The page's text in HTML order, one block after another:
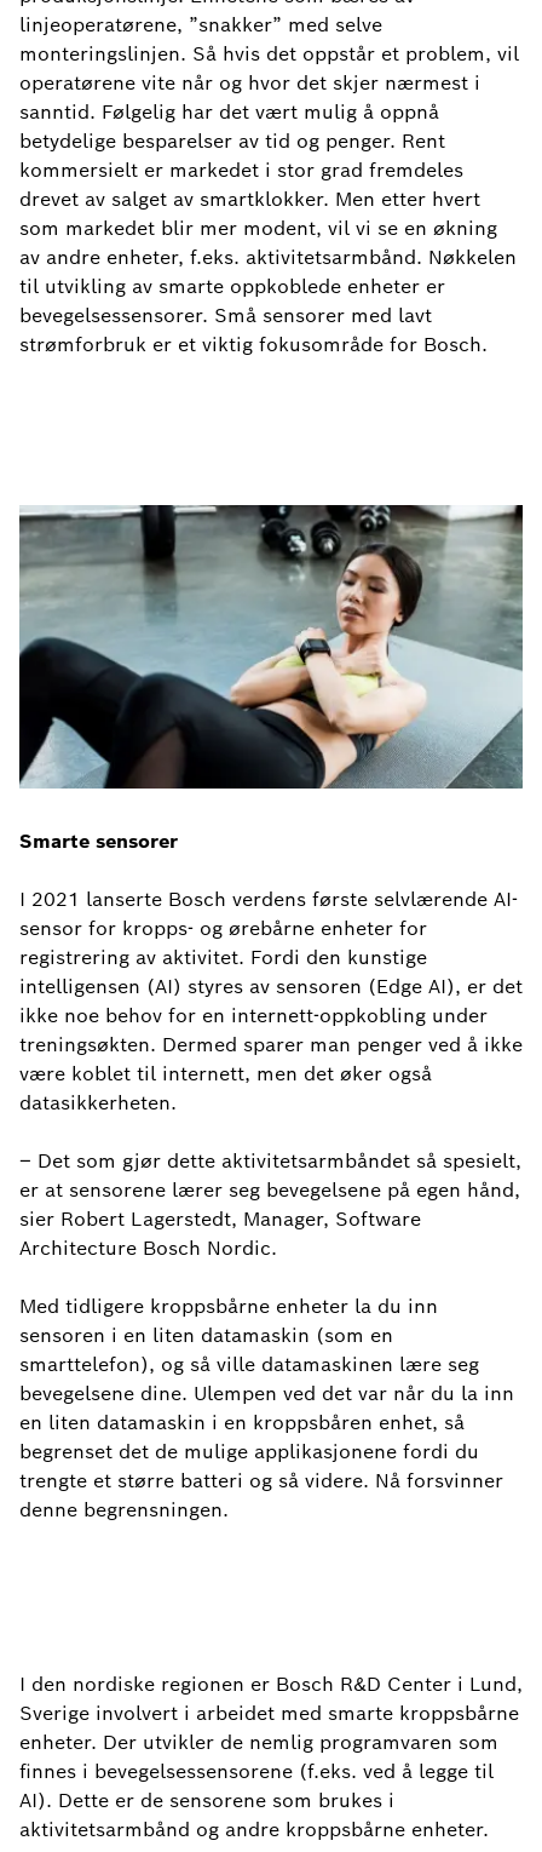
linjeoperatørene, ”snakker” med selve
monteringslinjen. Så hvis det oppstår et problem, vil
operatørene vite når og hvor det skjer nærmest i
sanntid. Følgelig har det vært mulig å oppnå
betydelige besparelser av tid og penger. Rent
kommersielt er markedet i stor grad fremdeles
drevet av salget av smartklokker. Men etter hvert
som markedet blir mer modent, vil vi se en økning
av andre enheter, f.eks. aktivitetsarmbånd. Nøkkelen
til utvikling av smarte oppkoblede enheter er
bevegelsessensorer. Små sensorer med lavt
strømforbruk er et viktig fokusområde for Bosch.
Smarte sensorer
I 2021 lanserte Bosch verdens første selvlærende AI-
sensor for kropps- og ørebårne enheter for
registrering av aktivitet. Fordi den kunstige
intelligensen (AI) styres av sensoren (Edge AI), er det
ikke noe behov for en internett-oppkobling under
treningsøkten. Dermed sparer man penger ved å ikke
være koblet til internett, men det øker også
datasikkerheten.
– Det som gjør dette aktivitetsarmbåndet så spesielt,
er at sensorene lærer seg bevegelsene på egen hånd,
sier Robert Lagerstedt, Manager, Software
Architecture Bosch Nordic.
Med tidligere kroppsbårne enheter la du inn
sensoren i en liten datamaskin (som en
smarttelefon), og så ville datamaskinen lære seg
bevegelsene dine. Ulempen ved det var når du la inn
en liten datamaskin i en kroppsbåren enhet, så
begrenset det de mulige applikasjonene fordi du
trengte et større batteri og så videre. Nå forsvinner
denne begrensningen.
I den nordiske regionen er Bosch R&D Center i Lund,
Sverige involvert i arbeidet med smarte kroppsbårne
enheter. Der utvikler de nemlig programvaren som
finnes i bevegelsessensorene (f.eks. ved å legge til
AI). Dette er de sensorene som brukes i
aktivitetsarmbånd og andre kroppsbårne enheter.